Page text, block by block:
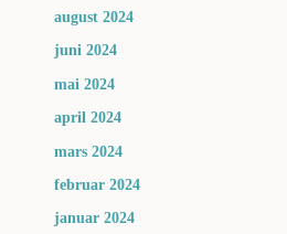
august 2024
juni 2024
mai 2024
april 2024
mars 2024
februar 2024
januar 2024